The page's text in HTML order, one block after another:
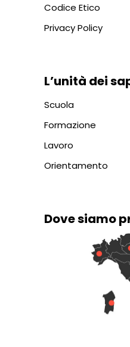
Codice Etico
Privacy Policy
L’unità dei
Scuola
Formazione
Lavoro
Orientamento
Dove siamo